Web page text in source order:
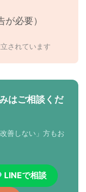
必要）
されています
はご相談くだ
善しない」方もお
LINEで相談